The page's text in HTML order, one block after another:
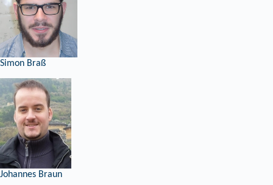
Simon Braß
Johannes Braun